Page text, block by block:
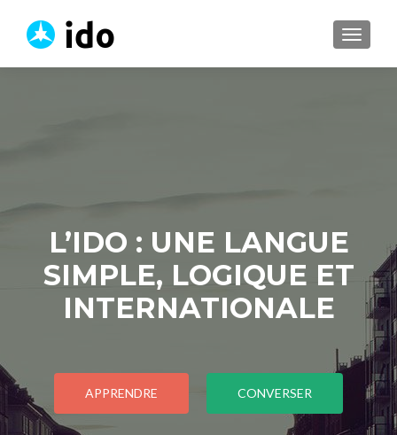
L’IDO : UNE LANGUE
SIMPLE, LOGIQUE ET
INTERNATIONALE
APPRENDRE CONVERSER